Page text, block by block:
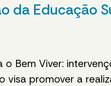
da Educação
Bem Viver:
visa promover a